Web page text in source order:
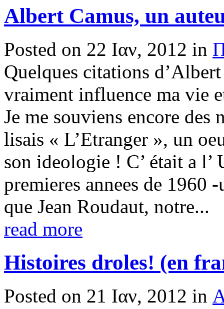
Albert Camus, un
Posted on 22 Ιαν, 2012 in
Quelques citations
vraiment influence ma vie
Je me souviens encore des
lisais « L’Etranger », un
son ideologie ! C’ était a
premieres annees de 1960
que Jean Roudaut, notre...
read more
Histoires droles! (en
Posted on 21 Ιαν, 2012 in